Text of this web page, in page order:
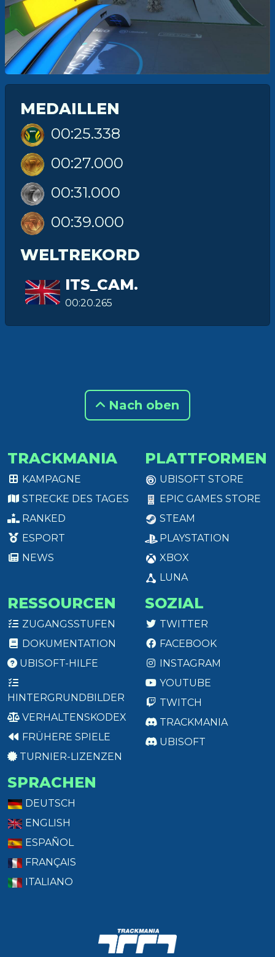
MEDAILLEN
00:25.338
00:27.000
00:31.000
00:39.000
WELTREKORD
ITS_CAM.
00:20.265
Nach oben
TRACKMANIA
KAMPAGNE
STRECKE DES TAGES
RANKED
ESPORT
NEWS
PLATTFORMEN
UBISOFT STORE
EPIC GAMES STORE
STEAM
PLAYSTATION
XBOX
LUNA
RESSOURCEN
ZUGANGSSTUFEN
DOKUMENTATION
UBISOFT-HILFE
HINTERGRUNDBILDER
VERHALTENSKODEX
FRÜHERE SPIELE
TURNIER-LIZENZEN
SOZIAL
TWITTER
FACEBOOK
INSTAGRAM
YOUTUBE
TWITCH
TRACKMANIA
UBISOFT
SPRACHEN
DEUTSCH
ENGLISH
ESPAÑOL
FRANÇAIS
ITALIANO